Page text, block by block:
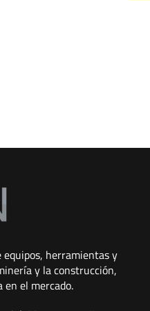
equipos, herramientas y
y la construcción,
en el mercado.